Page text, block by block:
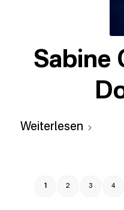
Sabine
Weiterlesen
1 2 3 4